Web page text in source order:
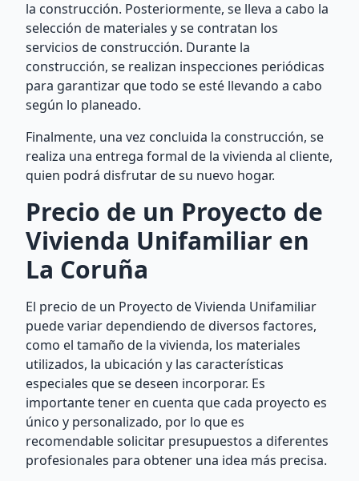
la construcción. Posteriormente, se lleva a cabo la
selección de materiales y se contratan los
servicios de construcción. Durante la
construcción, se realizan inspecciones periódicas
para garantizar que todo se esté llevando a cabo
según lo planeado.
Finalmente, una vez concluida la construcción, se
realiza una entrega formal de la vivienda al cliente,
quien podrá disfrutar de su nuevo hogar.
Precio de un Proyecto de
Vivienda Unifamiliar en
La Coruña
El precio de un Proyecto de Vivienda Unifamiliar
puede variar dependiendo de diversos factores,
como el tamaño de la vivienda, los materiales
utilizados, la ubicación y las características
especiales que se deseen incorporar. Es
importante tener en cuenta que cada proyecto es
único y personalizado, por lo que es
recomendable solicitar presupuestos a diferentes
profesionales para obtener una idea más precisa.